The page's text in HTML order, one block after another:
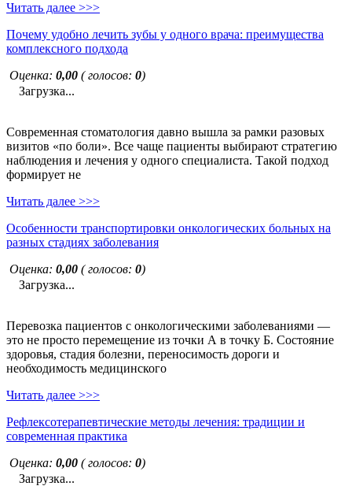
Читать далее >>>
Почему удобно лечить зубы у одного врача: преимущества
комплексного подхода
Оценка: 0,00 ( голосов: 0)
Загрузка...
Современная стоматология давно вышла за рамки разовых
визитов «по боли». Все чаще пациенты выбирают стратегию
наблюдения и лечения у одного специалиста. Такой подход
формирует не
Читать далее >>>
Особенности транспортировки онкологических больных на
разных стадиях заболевания
Оценка: 0,00 ( голосов: 0)
Загрузка...
Перевозка пациентов с онкологическими заболеваниями —
это не просто перемещение из точки А в точку Б. Состояние
здоровья, стадия болезни, переносимость дороги и
необходимость медицинского
Читать далее >>>
Рефлексотерапевтические методы лечения: традиции и
современная практика
Оценка: 0,00 ( голосов: 0)
Загрузка...